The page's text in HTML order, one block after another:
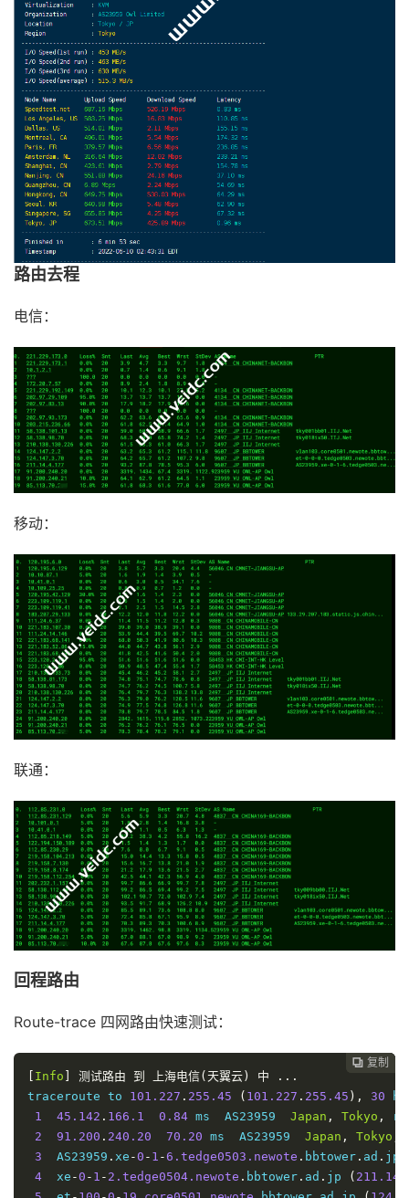
路由去程
电信：
移动：
联通：
回程路由
Route-trace 四网路由快速测试：
 复制
 复制
 复制
Info 测试路由 到 上海电信(天翼云) 中
...
traceroute to 101.227 . 255.45 ( 101.227 . 255.45 ), 30
1
45.142 . 166.1 0.84 ms  AS23959 Japan , Tokyo ,
2
91.200 . 240.20 70.20 ms  AS23959 Japan , Tokyo
3
  AS23959
. xe -0 - 1 -6.tedge0503.newote . bbtower . ad . jp
4
  xe
-0 - 1 - 2.tedge0504.newote . bbtower . ad . jp ( 211.14